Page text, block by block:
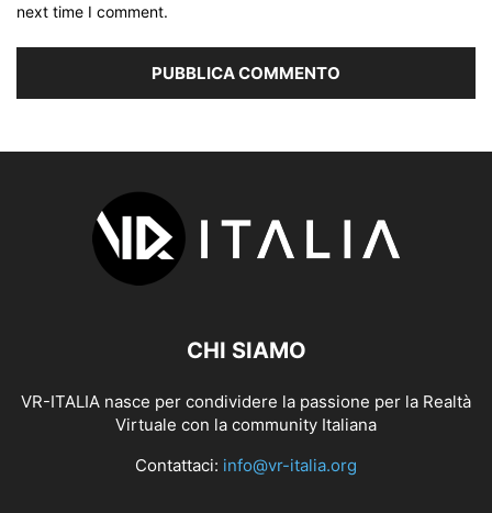
next time I comment.
CHI SIAMO
VR-ITALIA nasce per condividere la passione per la Realtà
Virtuale con la community Italiana
Contattaci: info@vr-italia.org